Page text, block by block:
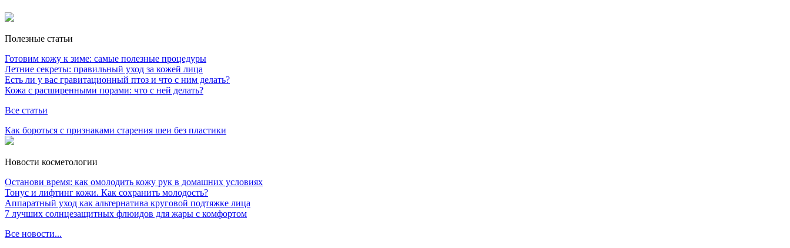
Полезные статьи
Готовим кожу к зиме: самые полезные процедуры
Летние секреты: правильный уход за кожей лица
Есть ли у вас гравитационный птоз и что с ним делать?
Кожа с расширенными порами: что с ней делать?
Все статьи
Как бороться с признаками старения шеи без пластики
Новости косметологии
Останови время: как омолодить кожу рук в домашних условиях
Тонус и лифтинг кожи. Как сохранить молодость?
Аппаратный уход как альтернатива круговой подтяжке лица
7 лучших солнцезащитных флюидов для жары с комфортом
Все новости...